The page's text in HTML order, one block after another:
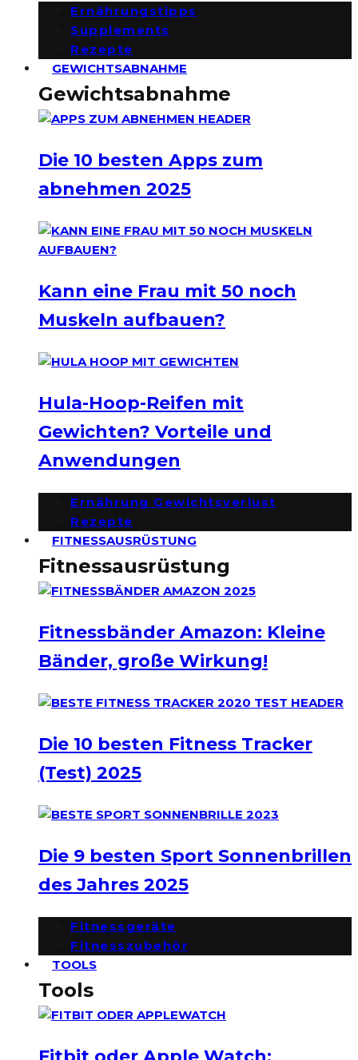
Ernährungstipps
Supplements
Rezepte
GEWICHTSABNAHME
Gewichtsabnahme
Die 10 besten Apps zum
abnehmen 2025
Kann eine Frau mit 50 noch
Muskeln aufbauen?
Hula-Hoop-Reifen mit
Gewichten? Vorteile und
Anwendungen
Ernährung Gewichtsverlust
Rezepte
FITNESSAUSRÜSTUNG
Fitnessausrüstung
Fitnessbänder Amazon: Kleine
Bänder, große Wirkung!
Die 10 besten Fitness Tracker
(Test) 2025
Die 9 besten Sport Sonnenbrillen
des Jahres 2025
Fitnessgeräte
Fitnesszubehör
TOOLS
Tools